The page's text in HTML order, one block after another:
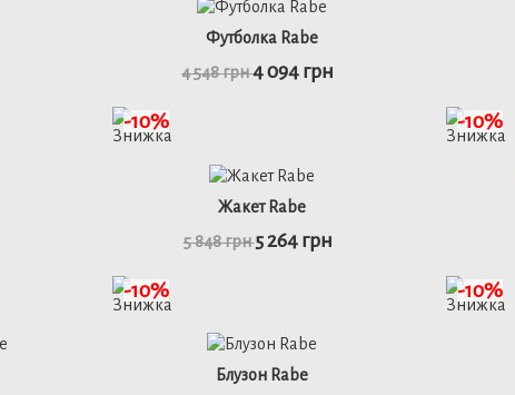
Футболка Rabe
4 548 грн4 094 грн
46 48
Жакет Rabe
5 848 грн5 264 грн
-10% -10%
Блузон Rabe
-10% -10%